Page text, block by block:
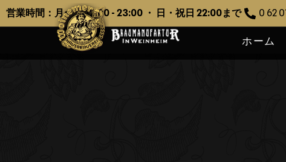
営業時間：月〜土 12:00 - 23:00 ・ 日・祝日 22:00まで 0 62
ホーム